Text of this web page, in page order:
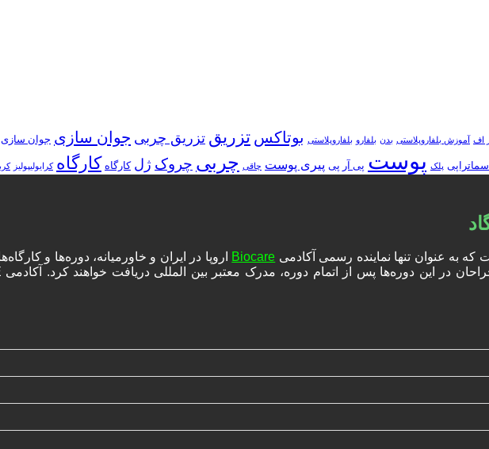
اف آموزش بلفاروپلاستی بدن بلفارو بلفاروپلاستی بوتاکس تزریق تزریق چربی جوان سازی جوان سازی
پلک پوست پی آر پی پیری پوست چاقی چربی چروک ژل کارگاه کارگاه کرایولیپولیز
به عنوان تنها نماینده رسمی آکادمی Biocare
اروپا در ایران و خاورمیانه، دوره‌ها و